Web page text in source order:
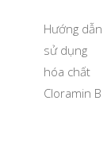
Hướng dẫn
sử dụng
hóa chất
Cloramin B